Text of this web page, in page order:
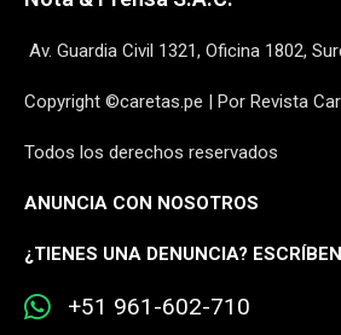
Av. Guardia Civil 1321, Oficina 1802,
Copyright ©caretas.pe | Por Revista
Todos los derechos reservados
ANUNCIA CON NOSOTROS
¿TIENES UNA DENUNCIA?
+51 961-602-710